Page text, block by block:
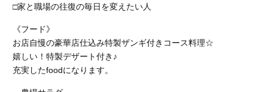
□家と職場の往復の毎日を変えたい人
《フード》
お店自慢の豪華店仕込み特製ザンギ付きコース料理☆
嬉しい！特製デザート付き♪
充実したfoodになります。